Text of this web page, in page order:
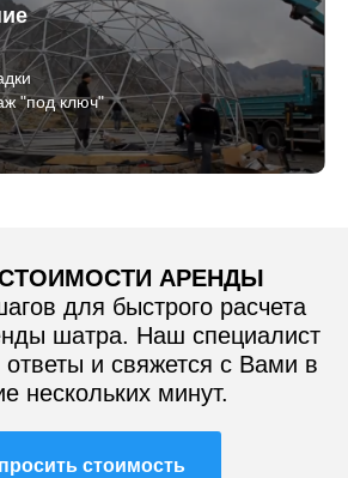
"под ключ"
АРЕНДЫ
для быстрого расчета
шатра. Наш специалист
и свяжется с Вами в
нескольких минут.
стоимость